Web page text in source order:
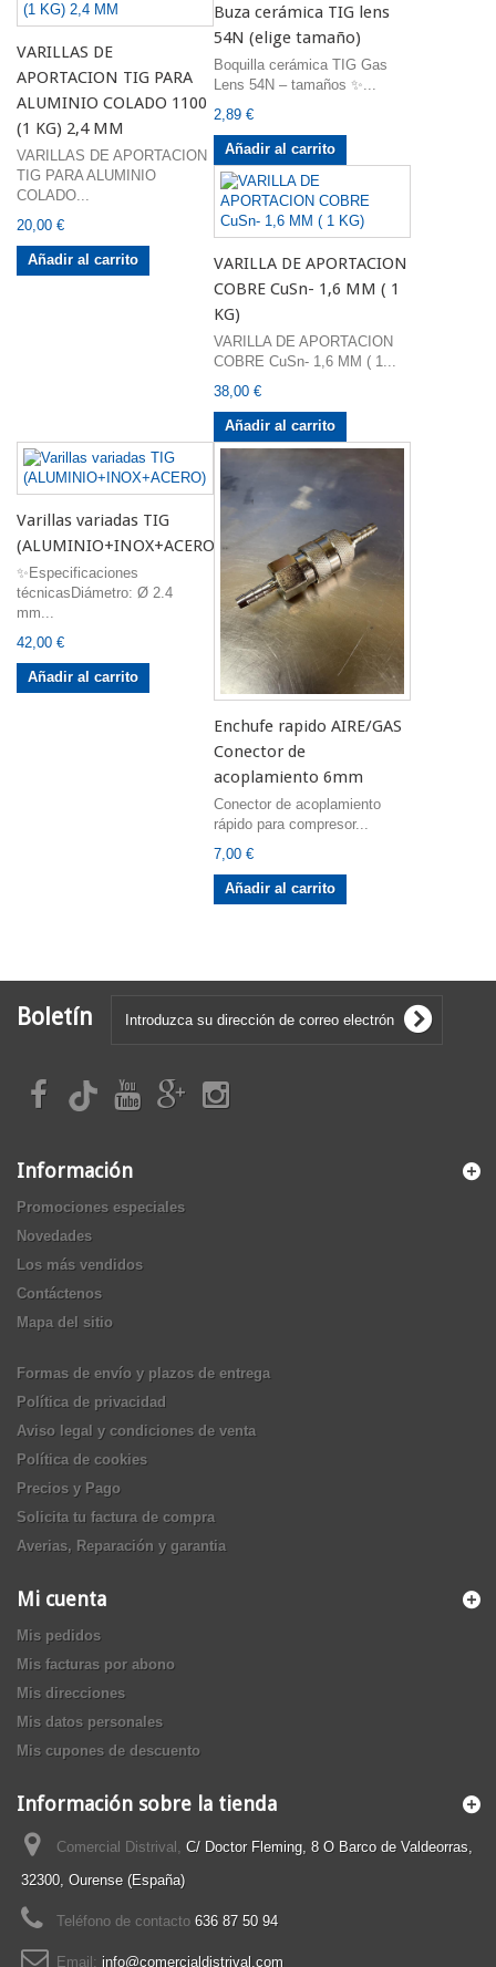
VARILLAS DE
APORTACION TIG PARA
ALUMINIO COLADO 1100
(1 KG) 2,4 MM
VARILLAS DE APORTACION
TIG PARA ALUMINIO
COLADO...
20,00 €
Añadir al carrito
Buza cerámica TIG lens
54N (elige tamaño)
Boquilla cerámica TIG Gas
Lens 54N – tamaños ✨...
2,89 €
Añadir al carrito
VARILLA DE APORTACION
COBRE CuSn- 1,6 MM ( 1
KG)
VARILLA DE APORTACION
COBRE CuSn- 1,6 MM ( 1...
38,00 €
Añadir al carrito
Varillas variadas TIG
(ALUMINIO+INOX+ACERO)
✨Especificaciones
técnicasDiámetro: Ø 2.4
mm...
42,00 €
Añadir al carrito
Enchufe rapido AIRE/GAS
Conector de
acoplamiento 6mm
Conector de acoplamiento
rápido para compresor...
7,00 €
Añadir al carrito
Boletín
Información
Promociones especiales
Novedades
Los más vendidos
Contáctenos
Mapa del sitio
Formas de envío y plazos de entrega
Política de privacidad
Aviso legal y condiciones de venta
Política de cookies
Precios y Pago
Solicita tu factura de compra
Averias, Reparación y garantia
Mi cuenta
Mis pedidos
Mis facturas por abono
Mis direcciones
Mis datos personales
Mis cupones de descuento
Información sobre la tienda
Comercial Distrival, C/ Doctor Fleming, 8 O Barco de Valdeorras,
32300, Ourense (España)
Teléfono de contacto 636 87 50 94
Email: info@comercialdistrival.com